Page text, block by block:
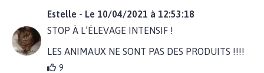
Estelle - Le 10/04/2021 à 12:53:18
STOP À L’ÉLEVAGE INTENSIF !
LES ANIMAUX NE SONT PAS DES PRODUITS !!!!
9